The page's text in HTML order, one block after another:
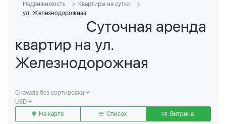
Недвижимость
Квартиры на сутки
ул. Железнодорожная
Суточная аренда
квартир на ул.
Железнодорожная
Сначала без сортировки
USD
На карте
Список Витрина